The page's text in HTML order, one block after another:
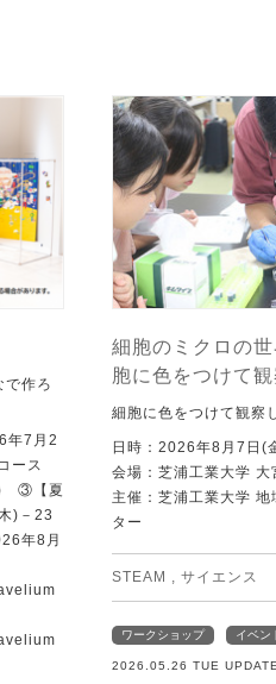
で作ろ
年7月2
ース
) ③【夏
)－23
年8月
細胞のミクロの
胞に色をつけて
細胞に色をつけて観察
日時：2026年8月7日(
会場：芝浦工業大学 大
主催：芝浦工業大学
ター
STEAM , サイエンス
ワークショップ イベン
2026.05.26 TUE